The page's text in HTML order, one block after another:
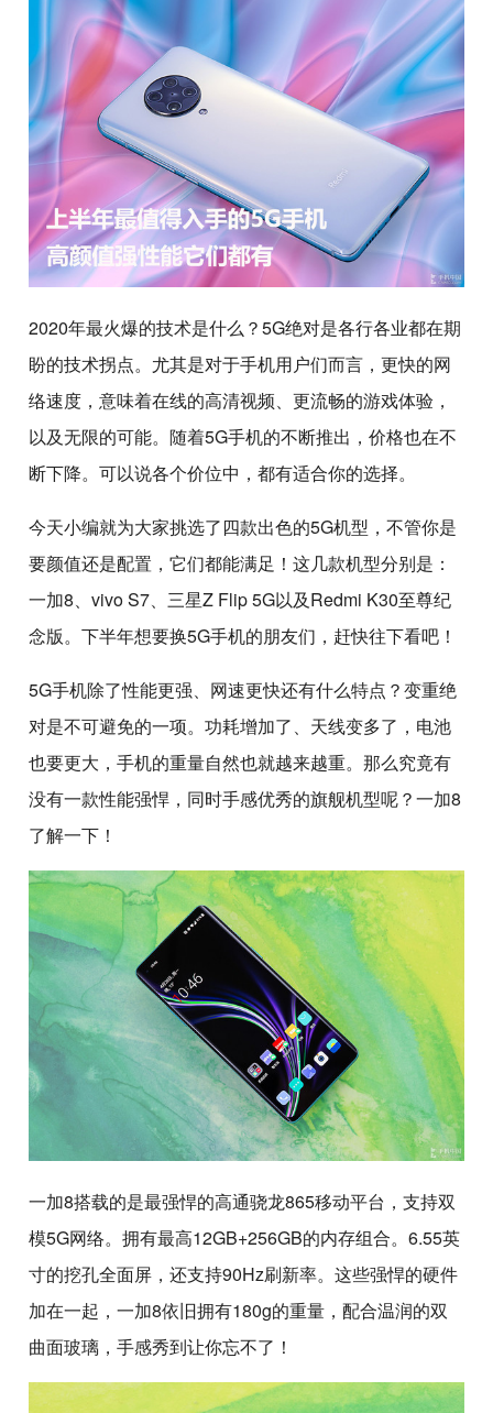
2020年最火爆的技术是什么？5G绝对是各行各业都在期
盼的技术拐点。尤其是对于手机用户们而言，更快的网
络速度，意味着在线的高清视频、更流畅的游戏体验，
以及无限的可能。随着5G手机的不断推出，价格也在不
断下降。可以说各个价位中，都有适合你的选择。
今天小编就为大家挑选了四款出色的5G机型，不管你是
要颜值还是配置，它们都能满足！这几款机型分别是：
一加8、vivo S7、三星Z Flip 5G以及Redmi K30至尊纪
念版。下半年想要换5G手机的朋友们，赶快往下看吧！
5G手机除了性能更强、网速更快还有什么特点？变重绝
对是不可避免的一项。功耗增加了、天线变多了，电池
也要更大，手机的重量自然也就越来越重。那么究竟有
没有一款性能强悍，同时手感优秀的旗舰机型呢？一加8
了解一下！
一加8搭载的是最强悍的高通骁龙865移动平台，支持双
模5G网络。拥有最高12GB+256GB的内存组合。6.55英
寸的挖孔全面屏，还支持90Hz刷新率。这些强悍的硬件
加在一起，一加8依旧拥有180g的重量，配合温润的双
曲面玻璃，手感秀到让你忘不了！